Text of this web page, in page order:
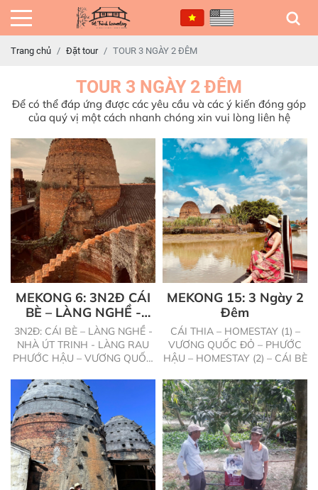
Trang chủ Đặt tour TOUR 3 NGÀY 2 ĐÊM
TOUR 3 NGÀY 2 ĐÊM
Để có thể đáp ứng được các yêu cầu và các ý kiến đóng góp
của quý vị một cách nhanh chóng xin vui lòng liên hệ
MEKONG 6: 3N2Đ CÁI
BÈ – LÀNG NGHỀ -
NHÀ ÚT TRINH - LÀNG
RAU PHƯỚC HẬU –
VƯƠNG QUỐC ĐỎ -
3N2Đ: CÁI BÈ – LÀNG NGHỀ -
NHÀ ÚT TRINH - LÀNG RAU
PHƯỚC HẬU – VƯƠNG QUỐC
MEKONG 15: 3 Ngày 2
Đêm
CÁI THIA – HOMESTAY (1) –
VƯƠNG QUỐC ĐỎ – PHƯỚC
HẬU – HOMESTAY (2) – CÁI BÈ